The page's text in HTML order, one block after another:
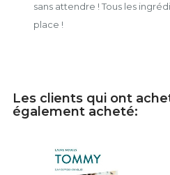
sans attendre ! Tous les
place !
Les clients qui ont
également acheté: